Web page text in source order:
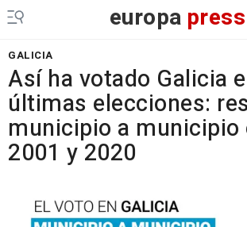
europa press
GALICIA
Así ha votado Galicia
últimas elecciones:
municipio a municipio
2001 y 2020